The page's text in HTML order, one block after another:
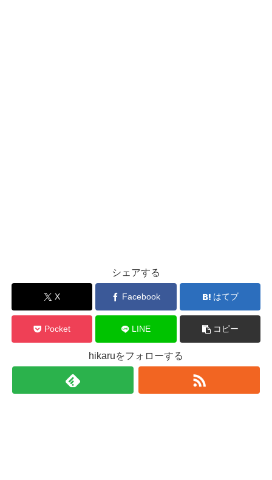
シェアする
X Facebook はてブ
Pocket LINE コピー
hikaruをフォローする